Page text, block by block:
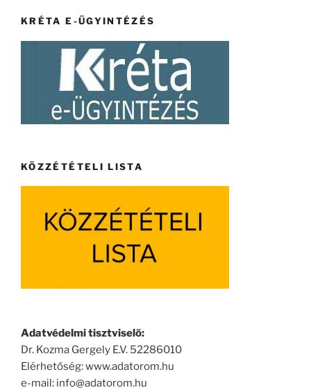
KRÉTA E-ÜGYINTÉZÉS
KÖZZÉTÉTELI LISTA
Adatvédelmi tisztviselő:
Dr. Kozma Gergely E.V. 52286010
Elérhetőség: www.adatorom.hu
e-mail: info@adatorom.hu